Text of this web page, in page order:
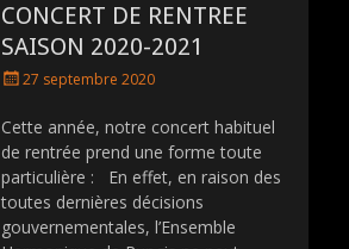
CONCERT DE RENTREE
SAISON 2020-2021
P
s
e
d
o
n
27 septembre 2020
Cette année, notre concert habituel
de rentrée prend une forme toute
particulière : En effet, en raison des
toutes dernières décisions
gouvernementales, l’Ensemble